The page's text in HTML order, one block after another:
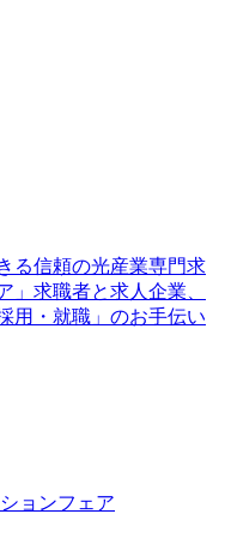
ョンフェア